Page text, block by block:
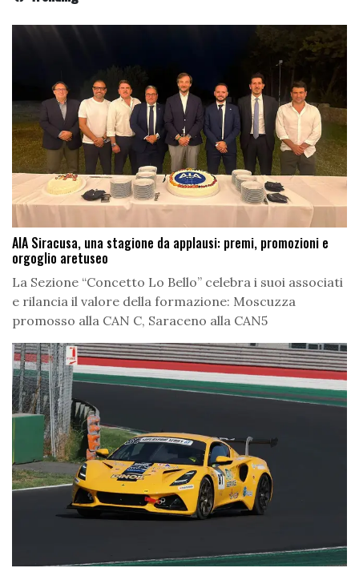
AIA Siracusa, una stagione da applausi: premi, promozioni e
orgoglio aretuseo
La Sezione “Concetto Lo Bello” celebra i suoi associati
e rilancia il valore della formazione: Moscuzza
promosso alla CAN C, Saraceno alla CAN5